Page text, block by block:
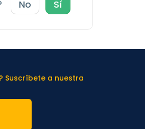
No Sí
Suscríbete a nuestra